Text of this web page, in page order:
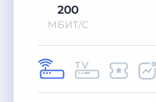
200
МБИТ/С